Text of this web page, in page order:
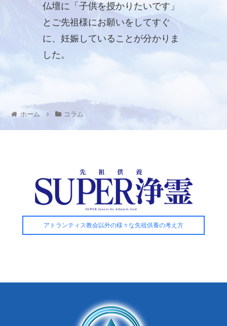
仏壇に「子供を授かりたいです」
とご先祖様にお願いをしてすぐ
に、妊娠していることが分かりま
した。
ホーム コラム
アトランティス教会以外の様々な先祖供養の考え方